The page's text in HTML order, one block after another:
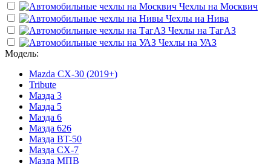
Чехлы на Москвич
Чехлы на Нива
Чехлы на ТагАЗ
Чехлы на УАЗ
Модель:
Mazda CX-30 (2019+)
Tribute
Мазда 3
Мазда 5
Мазда 6
Мазда 626
Мазда BT-50
Мазда CX-7
Мазда МПВ